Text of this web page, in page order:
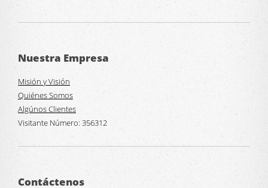
Nuestra Empresa
Misión y Visión
Quiénes Somos
Algúnos Clientes
Visitante Número: 356312
Contáctenos